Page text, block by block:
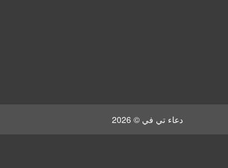
دعاء تي في © 2026